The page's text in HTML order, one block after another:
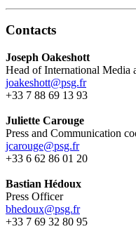
Contacts
Joseph Oakeshott
Head of International Media
joakeshott@psg.fr
+33 7 88 69 13 93
Juliette Carouge
Press and Communication
jcarouge@psg.fr
+33 6 62 86 01 20
Bastian Hédoux
Press Officer
bhedoux@psg.fr
+33 7 69 32 80 95